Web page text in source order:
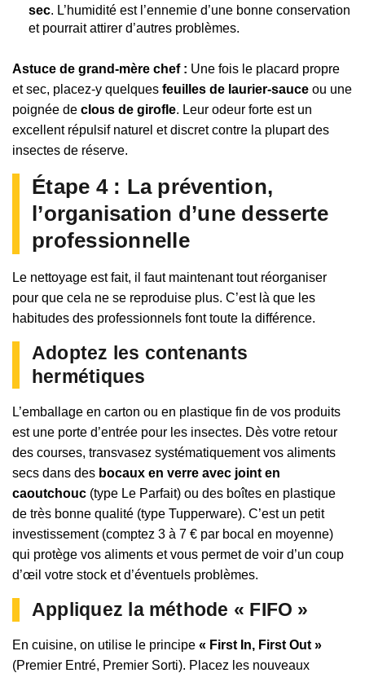
sec. L’humidité est l’ennemie d’une bonne conservation
et pourrait attirer d’autres problèmes.
Astuce de grand-mère chef : Une fois le placard propre
et sec, placez-y quelques feuilles de laurier-sauce ou une
poignée de clous de girofle. Leur odeur forte est un
excellent répulsif naturel et discret contre la plupart des
insectes de réserve.
Étape 4 : La prévention,
l’organisation d’une desserte
professionnelle
Le nettoyage est fait, il faut maintenant tout réorganiser
pour que cela ne se reproduise plus. C’est là que les
habitudes des professionnels font toute la différence.
Adoptez les contenants
hermétiques
L’emballage en carton ou en plastique fin de vos produits
est une porte d’entrée pour les insectes. Dès votre retour
des courses, transvasez systématiquement vos aliments
secs dans des bocaux en verre avec joint en
caoutchouc (type Le Parfait) ou des boîtes en plastique
de très bonne qualité (type Tupperware). C’est un petit
investissement (comptez 3 à 7 € par bocal en moyenne)
qui protège vos aliments et vous permet de voir d’un coup
d’œil votre stock et d’éventuels problèmes.
Appliquez la méthode « FIFO »
En cuisine, on utilise le principe « First In, First Out »
(Premier Entré, Premier Sorti). Placez les nouveaux